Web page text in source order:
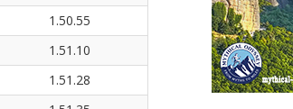
1.50.55
1.51.10
1.51.28